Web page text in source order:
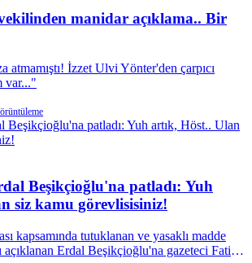
manidar açıklama.. Bir
atmamıştı! İzzet Ulvi Yönter'den çarpıcı
var..."
Beşikçioğlu'na patladı: Yuh
siz kamu görevlisisiniz!
kapsamında tutuklanan ve yasaklı madde
açıklanan Erdal Beşikçioğlu'na gazeteci Fatih